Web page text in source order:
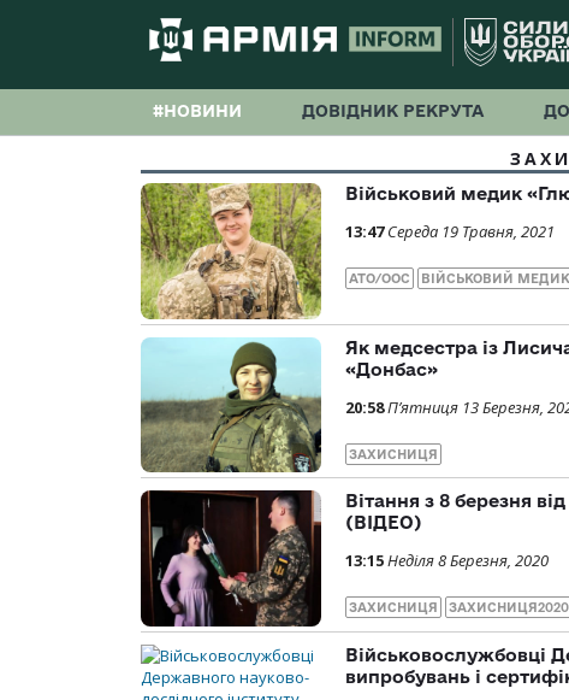
#НОВИНИ ДОВІДНИК РЕКРУТА
Військовий медик
13:47 Середа 19 Травня, 2021
АТО/ООС ВІЙСЬКОВИЙ МЕДИК
Як медсестра із
«Донбас»
20:58П’ятниця 13 Березня,
ЗАХИСНИЦЯ
Вітання з 8 березня
(ВІДЕО)
13:15Неділя 8 Березня, 2020
ЗАХИСНИЦЯ ЗАХИСНИЦЯ2020
Військовослужбовці
випробувань і